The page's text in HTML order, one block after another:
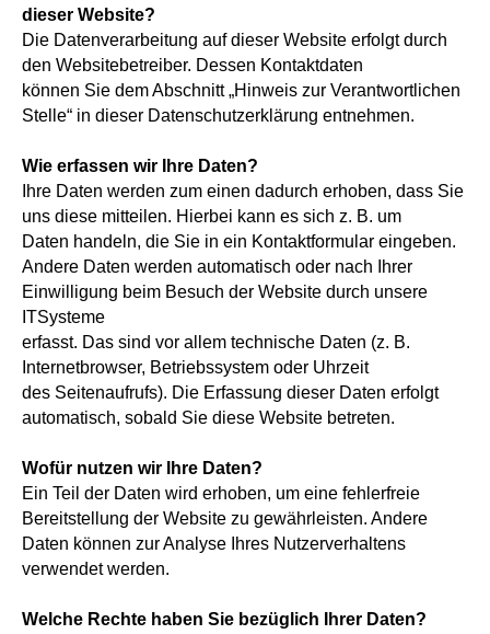
dieser Website?
Die Datenverarbeitung auf dieser Website erfolgt durch
den Websitebetreiber. Dessen Kontaktdaten
können Sie dem Abschnitt „Hinweis zur Verantwortlichen
Stelle“ in dieser Datenschutzerklärung entnehmen.
Wie erfassen wir Ihre Daten?
Ihre Daten werden zum einen dadurch erhoben, dass Sie
uns diese mitteilen. Hierbei kann es sich z. B. um
Daten handeln, die Sie in ein Kontaktformular eingeben.
Andere Daten werden automatisch oder nach Ihrer
Einwilligung beim Besuch der Website durch unsere
ITSysteme
erfasst. Das sind vor allem technische Daten (z. B.
Internetbrowser, Betriebssystem oder Uhrzeit
des Seitenaufrufs). Die Erfassung dieser Daten erfolgt
automatisch, sobald Sie diese Website betreten.
Wofür nutzen wir Ihre Daten?
Ein Teil der Daten wird erhoben, um eine fehlerfreie
Bereitstellung der Website zu gewährleisten. Andere
Daten können zur Analyse Ihres Nutzerverhaltens
verwendet werden.
Welche Rechte haben Sie bezüglich Ihrer Daten?